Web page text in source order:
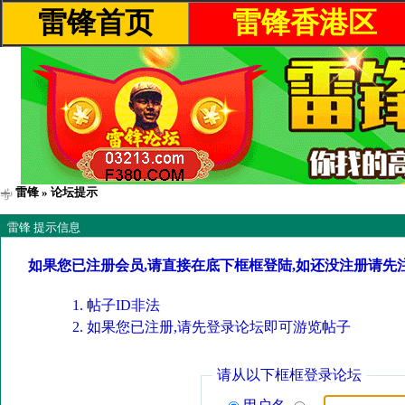
雷锋首页 雷锋香港区
雷锋 » 论坛提示
雷锋 提示信息
如果您已注册会员,请直接在底下框框登陆,如还没注册请先
帖子ID非法
如果您已注册,请先登录论坛即可游览帖子
请从以下框框登录论坛